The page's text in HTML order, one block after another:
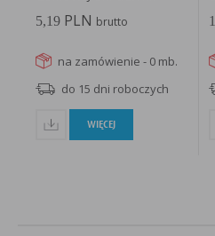
(H07RN-F) BĘBEN...
5,19PLN brutto
na zamówienie - 0 mb.
do 15 dni roboczych
WIĘCEJ